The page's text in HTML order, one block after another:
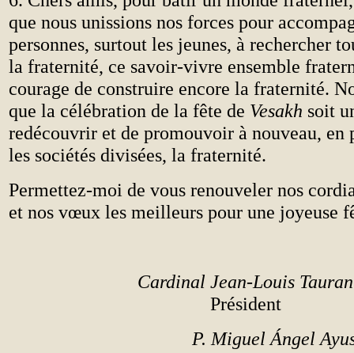
que nous unissions nos forces pour
personnes, surtout les jeunes, à rechercher
la fraternité, ce savoir-vivre ensemble
courage de construire encore la fraternité.
que la célébration de la fête de Vesakh soit
redécouvrir et de promouvoir à nouveau, en
les sociétés divisées, la fraternité.
Permettez-moi de vous renouveler nos
et nos vœux les meilleurs pour une joyeuse
Cardinal Jean-Louis Tauran
Président
P. Miguel Ángel